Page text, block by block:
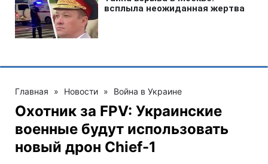
Главная » Новости » Война в Украине
Охотник за FPV: Украинские
военные будут использовать
новый дрон Chief-1